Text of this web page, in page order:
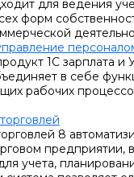
для ведения
форм
1С зарплата и
в себе
рабочих
8
предприятии,
учета,